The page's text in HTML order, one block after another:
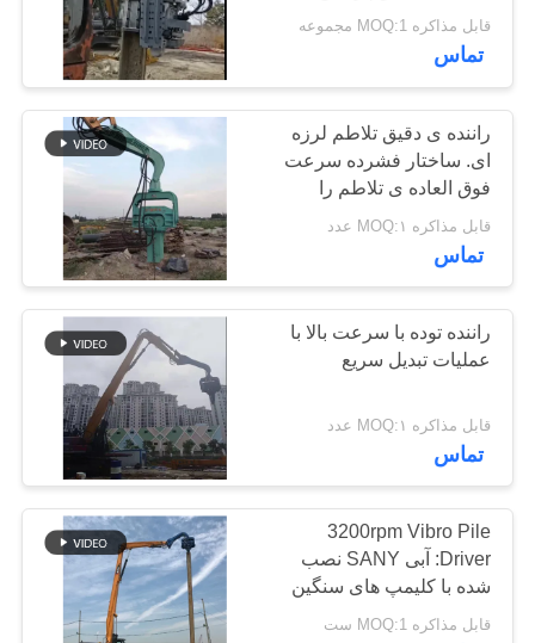
درجه
قابل مذاکره MOQ:1 مجموعه
تماس
راننده ی دقیق تلاطم لرزه
ای. ساختار فشرده سرعت
فوق العاده ی تلاطم را
فراهم می کند.
قابل مذاکره MOQ:۱ عدد
تماس
راننده توده با سرعت بالا با
عملیات تبدیل سریع
قابل مذاکره MOQ:۱ عدد
تماس
3200rpm Vibro Pile
Driver: آبی SANY نصب
شده با کلیمپ های سنگین
و استخراج سریع
قابل مذاکره MOQ:1 ست